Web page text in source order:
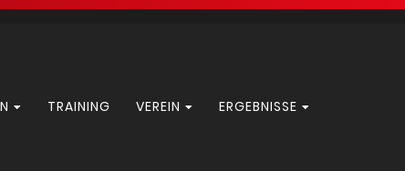
TRAINING VEREIN ERGEBNISSE